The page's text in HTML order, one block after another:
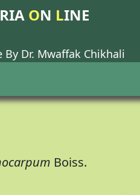
ON LINE
Dr. Mwaffak Chikhali
Boiss.